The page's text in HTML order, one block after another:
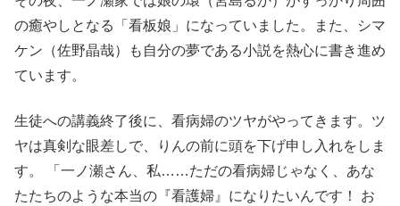
の癒やしとなる「看板娘」になっていました 。また、シマ
ケン（佐野晶哉）も自分の夢である小説を熱心に書き進め
ています。
生徒への講義終了後に、看病婦のツヤがやってきます。ツ
ヤは真剣な眼差しで、りんの前に頭を下げ申し入れをしま
す。 「一ノ瀬さん、私……ただの看病婦じゃなく、あな
たたちのような本当の『看護婦』になりたいんです！ お